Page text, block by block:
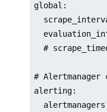
global:
#
#
alerting: